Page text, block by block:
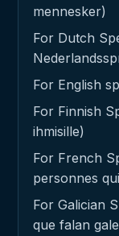
mennesker)
For Dutch
For English
For Finnish
ihmisille)
For French
personnes
For Galician
que falan